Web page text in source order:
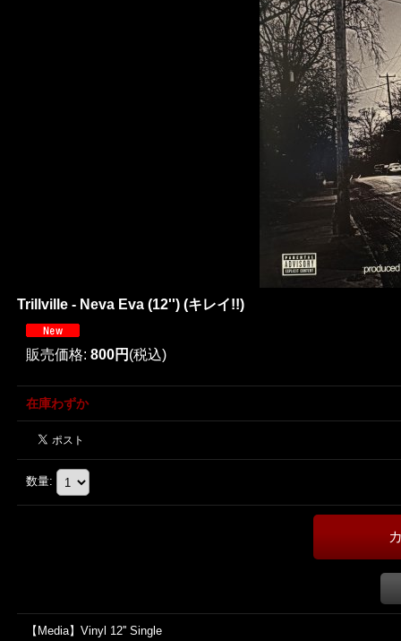
Trillville - Neva Eva (12'') (キレイ!!)
販売価格: 800円 (税込)
在庫わずか
数量:
【Media】Vinyl 12'' Single